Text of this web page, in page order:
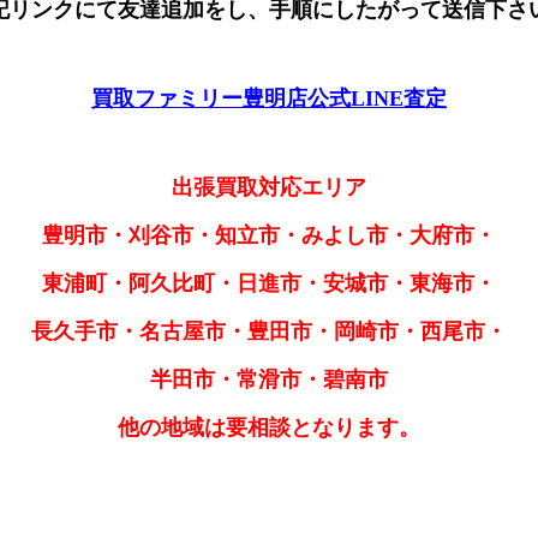
リンクにて友達追加をし、手順にしたがって送信下さ
買取ファミリー豊明店公式LINE査定
出張買取対応エリア
豊明市・刈谷市・知立市・みよし市・大府市・
東浦町・阿久比町・日進市・安城市・東海市・
長久手市・名古屋市・豊田市・岡崎市・西尾市・
半田市・常滑市・碧南市
他の地域は要相談となります。